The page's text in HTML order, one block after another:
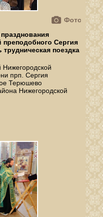
Фото
Сергия
поездка
Нижегородской
прп. Сергия
Терюшево
Нижегородской